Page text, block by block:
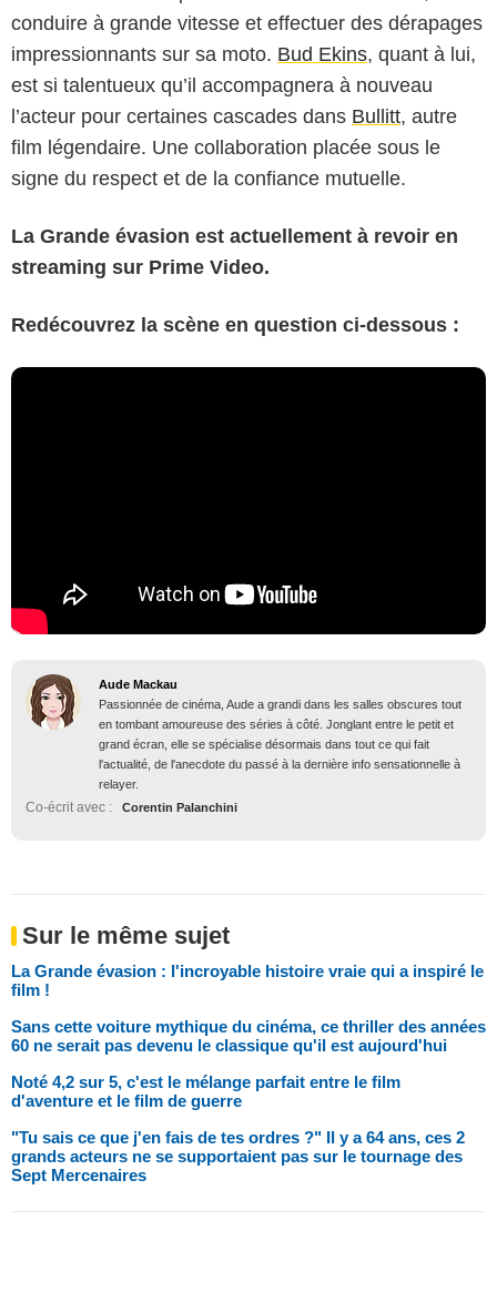
conduire à grande vitesse et effectuer des dérapages
impressionnants sur sa moto. Bud Ekins, quant à lui,
est si talentueux qu’il accompagnera à nouveau
l’acteur pour certaines cascades dans Bullitt, autre
film légendaire. Une collaboration placée sous le
signe du respect et de la confiance mutuelle.
La Grande évasion est actuellement à revoir en
streaming sur Prime Video.
Redécouvrez la scène en question ci-dessous :
Aude Mackau
Passionnée de cinéma, Aude a grandi dans les salles obscures tout
en tombant amoureuse des séries à côté. Jonglant entre le petit et
grand écran, elle se spécialise désormais dans tout ce qui fait
l'actualité, de l'anecdote du passé à la dernière info sensationnelle à
relayer.
Co-écrit avec : Corentin Palanchini
Sur le même sujet
La Grande évasion : l'incroyable histoire vraie qui a inspiré le
film !
Sans cette voiture mythique du cinéma, ce thriller des années
60 ne serait pas devenu le classique qu'il est aujourd'hui
Noté 4,2 sur 5, c'est le mélange parfait entre le film
d'aventure et le film de guerre
"Tu sais ce que j'en fais de tes ordres ?" Il y a 64 ans, ces 2
grands acteurs ne se supportaient pas sur le tournage des
Sept Mercenaires